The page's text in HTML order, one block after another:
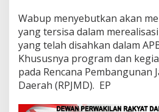
Wabup menyebutkan akan
yang tersisa dalam
yang telah disahkan dalam
Khususnya program dan
pada Rencana Pembangunan
Daerah (RPJMD). EP